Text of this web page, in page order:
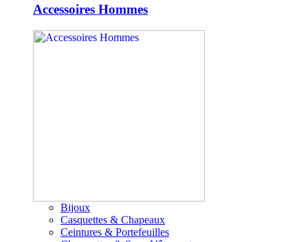
Accessoires Hommes
Bijoux
Casquettes & Chapeaux
Ceintures & Portefeuilles